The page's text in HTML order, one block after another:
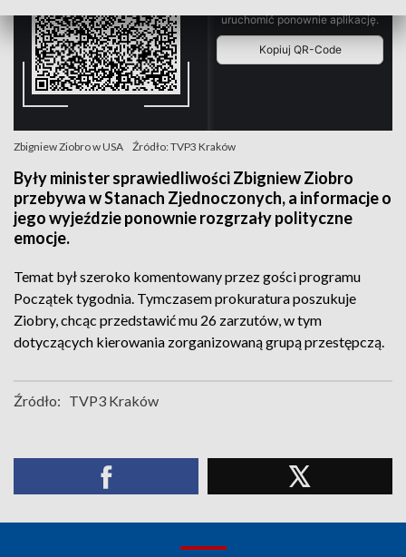
Zbigniew Ziobro w USA Źródło: TVP3 Kraków
Były minister sprawiedliwości Zbigniew Ziobro
przebywa w Stanach Zjednoczonych, a informacje o
jego wyjeździe ponownie rozgrzały polityczne
emocje.
Temat był szeroko komentowany przez gości programu
Początek tygodnia. Tymczasem prokuratura poszukuje
Ziobry, chcąc przedstawić mu 26 zarzutów, w tym
dotyczących kierowania zorganizowaną grupą przestępczą.
Źródło: TVP3 Kraków